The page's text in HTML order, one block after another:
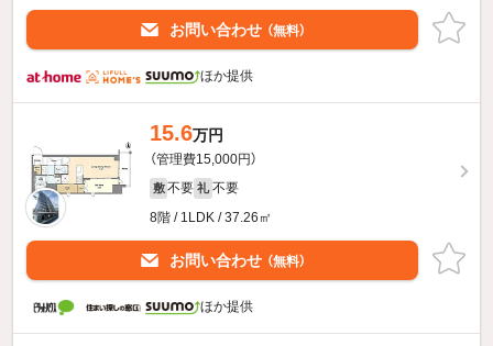
お問い合わせ （無料）
ほか提供
15.6万円
（管理費15,000円）
敷 不要 礼 不要
8階 / 1LDK / 37.26㎡
お問い合わせ （無料）
ほか提供